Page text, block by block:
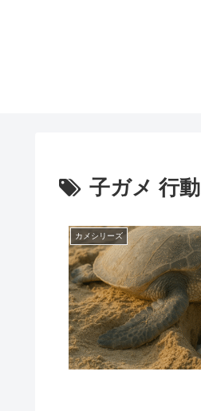
子ガメ 行動
カメシリーズ